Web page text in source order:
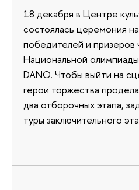
18 декабря в Центре
состоялась церемония
победителей и призеров
Национальной
DANO. Чтобы выйти на
герои торжества
два отборочных этапа,
туры заключительного